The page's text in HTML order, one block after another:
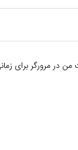
من در مرورگر برای